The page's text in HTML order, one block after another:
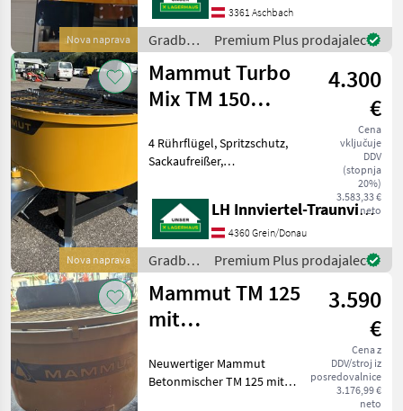
Fliegl
Iveco
SAT
Prikaži
vse
(14)
MODEL
TM
TM
150
Nova naprava
3361 Aschbach
Gradbeni
stroji /
Mammut
Premium Plus prodajalec
Nova naprava
Mammut Turbo
Mix TM 150
4.300
€
Cena
vključuje
DDV
(stopnja
20%)
3.583,33 €
neto
4 Rührflügel, Spritzschutz,
Sackaufreißer,
erhältlich und auf Lager:
Turbo Mix TM 125 SF
Selbstbefüller € 5.660, - inkl.
Mwst., Turbo
LH Innviertel-Traunviertel-Urfahr
4360 Grein/Donau
Gradbeni
stroji /
Mammut
Premium Plus prodajalec
Mammut TM 125
mit
3.590
€
Cena z
DDV/stroj iz
posredovalnice
3.176,99 €
neto
Neuwertiger Mammut
Betonmischer TM 125 mit